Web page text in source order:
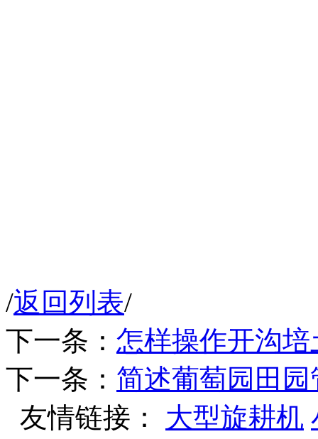
/返回列表/
下一条： 怎样操作开沟培
下一条： 简述葡萄园田
友情链接： 大型旋耕机